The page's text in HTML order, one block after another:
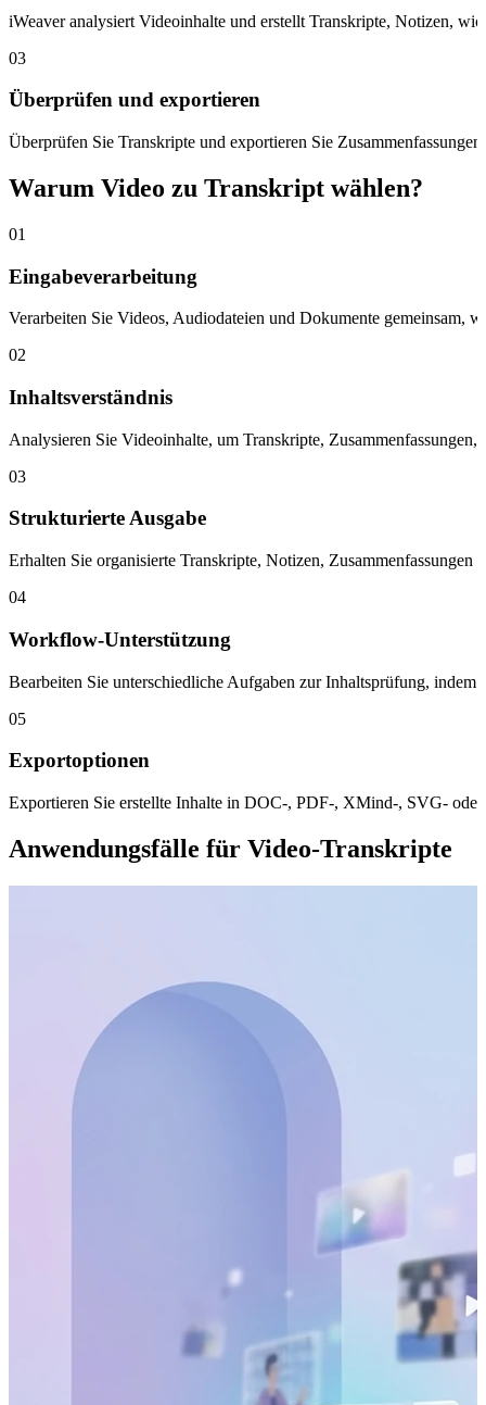
iWeaver analysiert Videoinhalte und erstellt Transkripte, Notizen,
03
Überprüfen und exportieren
Überprüfen Sie Transkripte und exportieren Sie
Warum Video zu Transkript wählen?
01
Eingabeverarbeitung
Verarbeiten Sie Videos, Audiodateien und Dokumente gemeinsam,
02
Inhaltsverständnis
Analysieren Sie Videoinhalte, um Transkripte,
03
Strukturierte Ausgabe
Erhalten Sie organisierte Transkripte, Notizen,
04
Workflow-Unterstützung
Bearbeiten Sie unterschiedliche Aufgaben zur Inhaltsprüfung,
05
Exportoptionen
Exportieren Sie erstellte Inhalte in DOC-, PDF-, XMind-, SVG-
Anwendungsfälle für Video-Transkripte